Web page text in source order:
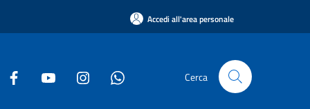
Accedi all'area personale
Cerca